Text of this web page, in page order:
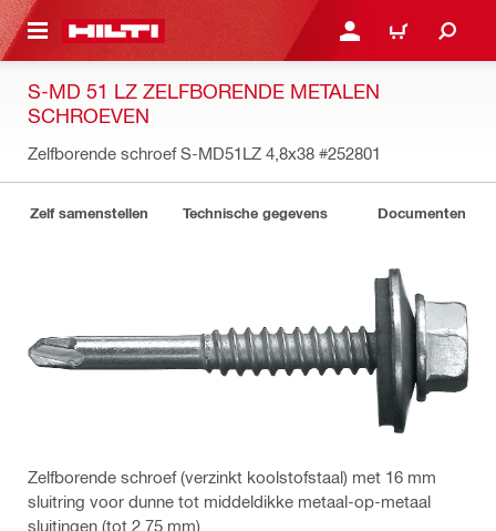
HOOFDINHOUD AANMELDEN OF
WINKELWAGEN
S-MD 51 LZ ZELFBORENDE METALEN
SCHROEVEN
Zelfborende schroef S-MD51LZ 4,8x38 #252801
Zelf samenstellen Technische gegevens Documenten
Zelfborende schroef (verzinkt koolstofstaal) met 16 mm
sluitring voor dunne tot middeldikke metaal-op-metaal
sluitingen (tot 2,75 mm)